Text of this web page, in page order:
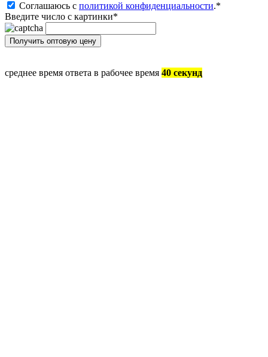
Соглашаюсь с политикой конфиденциальности.*
Введите число с картинки*
среднее время ответа в рабочее время 40 секунд